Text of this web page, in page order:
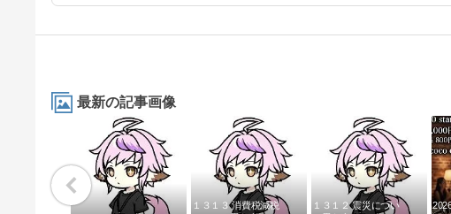
最新の記事画像
１３１３ 消費税減税
１３１２ 震災につい